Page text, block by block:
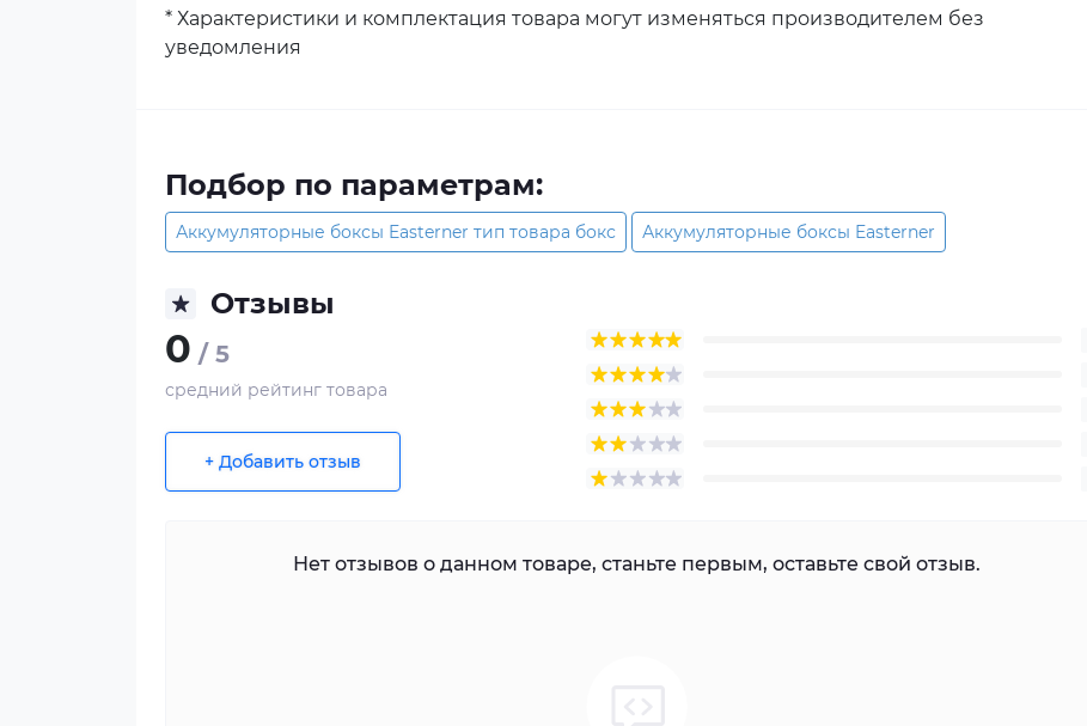
* Характеристики и комплектация товара могут изменяться производителем без
уведомления
Подбор по параметрам:
Аккумуляторные боксы Easterner тип товара бокс Аккумуляторные боксы Easterner
Отзывы
0 / 5
средний рейтинг товара
+ Добавить отзыв
Нет отзывов о данном товаре, станьте первым, оставьте свой отзыв.